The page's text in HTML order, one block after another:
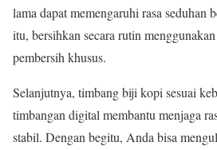
lama dapat memengaruhi rasa seduhan
itu, bersihkan secara rutin
pembersih khusus.
Selanjutnya, timbang biji kopi sesuai
timbangan digital membantu menjaga
stabil. Dengan begitu, Anda bisa